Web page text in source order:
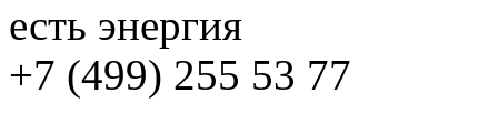
есть энергия
+7 (499) 255 53 77